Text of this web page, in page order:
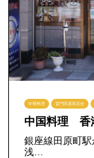
中華料理 雷門田原商店会
中国料理 香
銀座線田原町
浅…